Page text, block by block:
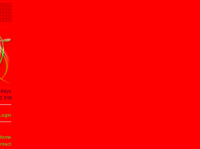
PM